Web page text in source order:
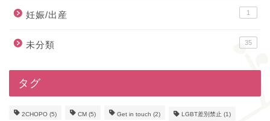
妊娠/出産 1
未分類 35
タグ
2CHOPO (5) CM (5) Get in touch (2) LGBT差別禁止 (1)